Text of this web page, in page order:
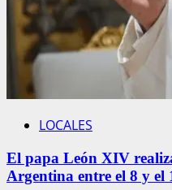
LOCALES
El papa León XIV
Argentina entre el 8 y el